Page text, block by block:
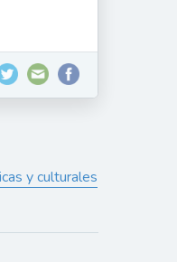
y culturales